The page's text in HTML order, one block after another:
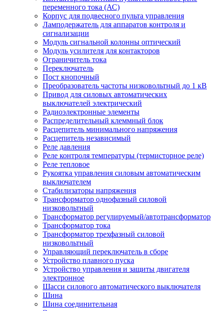
переменного тока (АС)
Корпус для подвесного пульта управления
Ламподержатель для аппаратов контроля и
сигнализации
Модуль сигнальной колонны оптический
Модуль усилителя для контакторов
Ограничитель тока
Переключатель
Пост кнопочный
Преобразователь частоты низковольтный до 1 кВ
Привод для силовых автоматических
выключателей электрический
Радиоэлектронные элементы
Распределительный клеммный блок
Расцепитель минимального напряжения
Расцепитель независимый
Реле давления
Реле контроля температуры (термисторное реле)
Реле тепловое
Рукоятка управления силовым автоматическим
выключателем
Стабилизаторы напряжения
Трансформатор однофазный силовой
низковольтный
Трансформатор регулируемый/автотрансформатор
Трансформатор тока
Трансформатор трехфазный силовой
низковольтный
Управляющий переключатель в сборе
Устройство плавного пуска
Устройство управления и защиты двигателя
электронное
Шасси силового автоматического выключателя
Шина
Шина соединительная